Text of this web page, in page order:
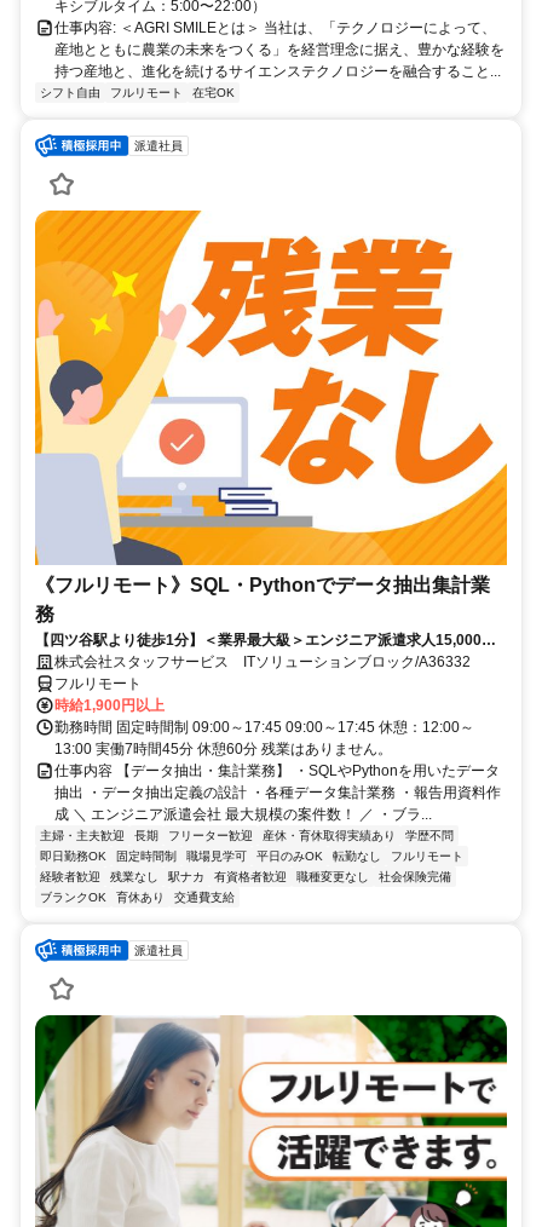
キシブルタイム：5:00〜22:00）
仕事内容: ＜AGRI SMILEとは＞ 当社は、「テクノロジーによって、
産地とともに農業の未来をつくる」を経営理念に据え、豊かな経験を
持つ産地と、進化を続けるサイエンステクノロジーを融合すること...
シフト自由 フルリモート 在宅OK
派遣社員
《フルリモート》SQL・Pythonでデータ抽出集計業
務
【四ツ谷駅より徒歩1分】＜業界最大級＞エンジニア派遣求人15,000件
以上◎ 来社不要のカンタン登録→最短2日で就業可能！！
株式会社スタッフサービス ITソリューションブロック/A36332
フルリモート
時給1,900円以上
勤務時間 固定時間制 09:00～17:45 09:00～17:45 休憩：12:00～
13:00 実働7時間45分 休憩60分 残業はありません。
仕事内容 【データ抽出・集計業務】 ・SQLやPythonを用いたデータ
抽出 ・データ抽出定義の設計 ・各種データ集計業務 ・報告用資料作
成 ＼ エンジニア派遣会社 最大規模の案件数！ ／ ・ブラ...
主婦・主夫歓迎 長期 フリーター歓迎 産休・育休取得実績あり
学歴不問
即日勤務OK
固定時間制 職場見学可 平日のみOK 転勤なし
フルリモート
経験者歓迎
残業なし 駅ナカ 有資格者歓迎 職種変更なし
社会保険完備
ブランクOK
育休あり 交通費支給
派遣社員